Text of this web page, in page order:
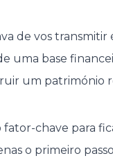
de vos
base
um património
chave para
o primeiro